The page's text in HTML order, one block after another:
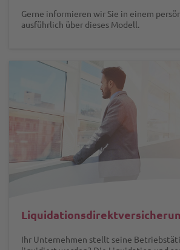
Gerne informieren wir Sie in einem
ausführlich über dieses Modell.
Ihr Unternehmen stellt seine